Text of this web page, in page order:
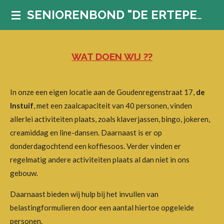
Ga
SENIORENBOND "DE ERTEPELLER"
WAT DOEN WIJ ??
In onze een eigen locatie aan de Goudenregenstraat 17, de
Instuif, met een zaalcapaciteit van 40 personen, vinden
allerlei activiteiten plaats, zoals klaverjassen, bingo, jokeren,
creamiddag en line-dansen. Daarnaast is er op
donderdagochtend een koffiesoos.Verder vinden er
regelmatig andere activiteiten plaats al dan niet in ons
gebouw.
Daarnaast bieden wij hulp bij het invullen van
belastingformulieren door een aantal hiertoe opgeleide
personen.